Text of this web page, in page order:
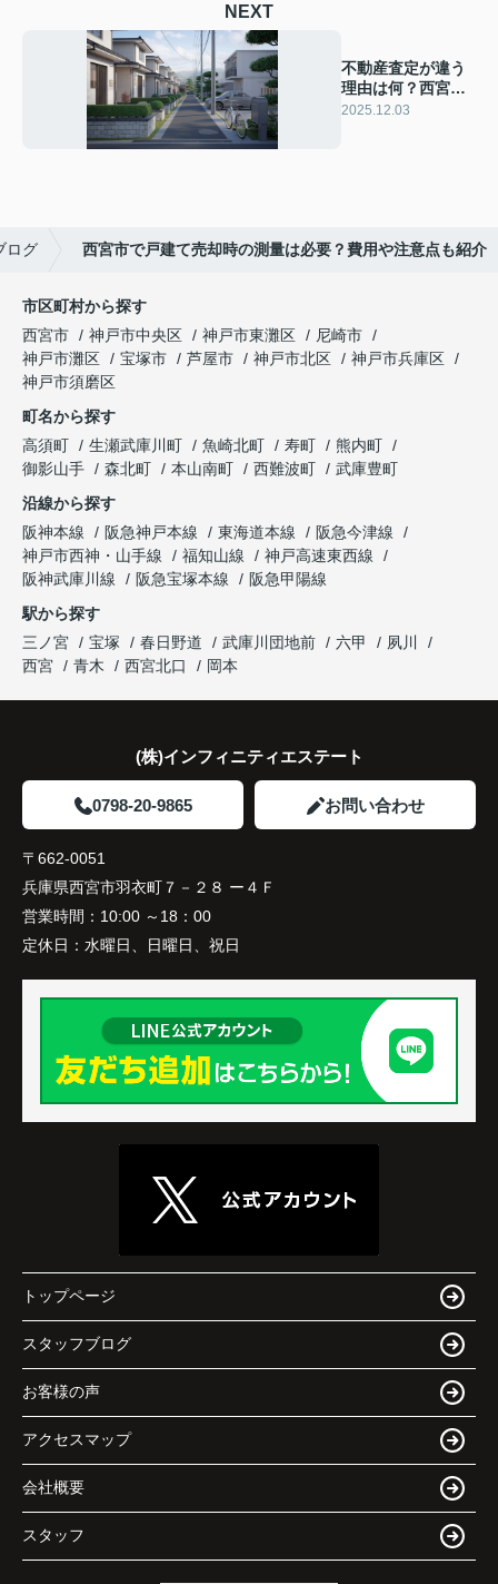
NEXT
不動産査定が違う
理由は何？西宮市
で適正価格を見抜
2025.12.03
ログ 西宮市で戸建て売却時の測量は必要？費用や注意点も紹介
市区町村から探す
西宮市
神戸市中央区 神戸市東灘区
尼崎市
神戸市灘区
宝塚市 芦屋市 神戸市北区
神戸市兵庫区
神戸市須磨区
町名から探す
高須町
生瀬武庫川町 魚崎北町 寿町
熊内町
御影山手
森北町 本山南町 西難波町
武庫豊町
沿線から探す
阪神本線
阪急神戸本線 東海道本線
阪急今津線
神戸市西神・山手線
福知山線
神戸高速東西線
阪神武庫川線
阪急宝塚本線
阪急甲陽線
駅から探す
三ノ宮
宝塚 春日野道 武庫川団地前 六甲
夙川
西宮
青木 西宮北口 岡本
(株)インフィニティエステート
0798-20-9865 お問い合わせ
〒662-0051
兵庫県西宮市羽衣町７－２８ ー４Ｆ
営業時間： 10:00 ～18：00
定休日： 水曜日、日曜日、祝日
トップページ
スタッフブログ
お客様の声
アクセスマップ
会社概要
スタッフ